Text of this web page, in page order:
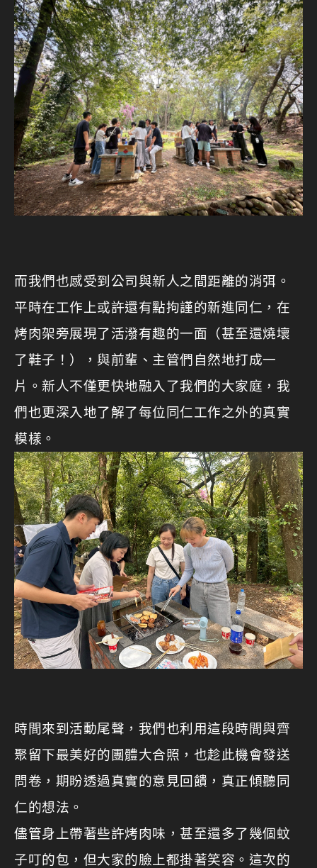
而我們也感受到公司與新人之間距離的消弭。
平時在工作上或許還有點拘謹的新進同仁，在
烤肉架旁展現了活潑有趣的一面（甚至還燒壞
了鞋子！），與前輩、主管們自然地打成一
片。新人不僅更快地融入了我們的大家庭，我
們也更深入地了解了每位同仁工作之外的真實
模樣。
時間來到活動尾聲，我們也利用這段時間與齊
聚留下最美好的團體大合照，也趁此機會發送
問卷，期盼透過真實的意見回饋，真正傾聽同
仁的想法。
儘管身上帶著些許烤肉味，甚至還多了幾個蚊
子叮的包，但大家的臉上都掛著笑容。這次的